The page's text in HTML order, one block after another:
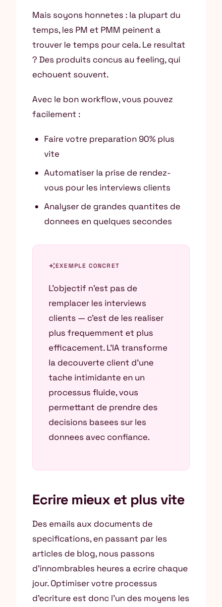
Mais soyons honnetes : la plupart du
temps, les PM et PMM peinent a
trouver le temps pour cela. Le resultat
? Des produits concus au feeling, qui
echouent souvent.
Avec le bon workflow, vous pouvez
facilement :
Faire votre preparation 90% plus
vite
Automatiser la prise de rendez-
vous pour les interviews clients
Analyser de grandes quantites de
donnees en quelques secondes
auto_awesomeEXEMPLE CONCRET
L’objectif n’est pas de
remplacer les interviews
clients — c’est de les realiser
plus frequemment et plus
efficacement. L’IA transforme
la decouverte client d’une
tache intimidante en un
processus fluide, vous
permettant de prendre des
decisions basees sur les
donnees avec confiance.
Ecrire mieux et plus vite
Des emails aux documents de
specifications, en passant par les
articles de blog, nous passons
d’innombrables heures a ecrire chaque
jour. Optimiser votre processus
d’ecriture est donc l’un des moyens les